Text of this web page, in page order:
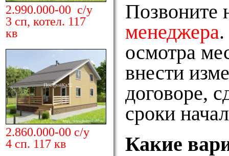
Позвоните
менеджера
осмотра
внести
договоре,
сроки
Какие
2.990.000-00 с/у
3 сп, котел. 117
кв
2.860.000-00 с/у
4 сп. 117 кв